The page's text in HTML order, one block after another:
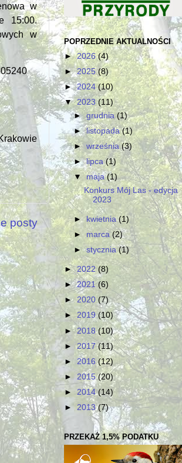
w
15:00.
w
posty
POPRZEDNIE AKTUALNOŚCI
►2026(4)
►2025(8)
►2024(10)
▼2023(11)
►grudnia(1)
►listopada(1)
►września(3)
►lipca(1)
▼maja(1)
Konkurs Mój Las - edycja
2023
► kwietnia(1)
► marca(2)
►stycznia(1)
►2022 (8)
►2021(6)
► 2020 (7)
►2019(10)
►2018(10)
►2017(11)
► 2016(12)
► 2015(20)
► 2014(14)
► 2013(7)
PRZEKAŻ 1,5% PODATKU